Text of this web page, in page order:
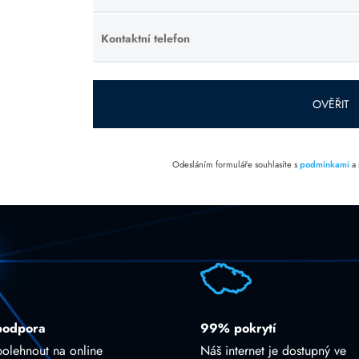
toto pole
prázdné.
Kontaktní telefon
Ponechte
toto pole
prázdné.
OVĚŘIT
Odesláním formuláře souhlasíte spodmínkamia
na online
99% pokrytí
Náš internet je dostupný ve